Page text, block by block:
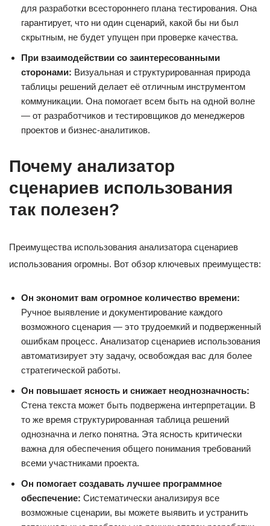
для разработки всестороннего плана тестирования. Она
гарантирует, что ни один сценарий, какой бы ни был
скрытным, не будет упущен при проверке качества.
При взаимодействии со заинтересованными
сторонами: Визуальная и структурированная природа
таблицы решений делает её отличным инструментом
коммуникации. Она помогает всем быть на одной волне
— от разработчиков и тестировщиков до менеджеров
проектов и бизнес-аналитиков.
Почему анализатор
сценариев использования
так полезен?
Преимущества использования анализатора сценариев
использования огромны. Вот обзор ключевых преимуществ:
Он экономит вам огромное количество времени:
Ручное выявление и документирование каждого
возможного сценария — это трудоемкий и подверженный
ошибкам процесс. Анализатор сценариев использования
автоматизирует эту задачу, освобождая вас для более
стратегической работы.
Он повышает ясность и снижает неоднозначность:
Стена текста может быть подвержена интерпретации. В
то же время структурированная таблица решений
однозначна и легко понятна. Эта ясность критически
важна для обеспечения общего понимания требований
всеми участниками проекта.
Он помогает создавать лучшее программное
обеспечение: Систематически анализируя все
возможные сценарии, вы можете выявить и устранить